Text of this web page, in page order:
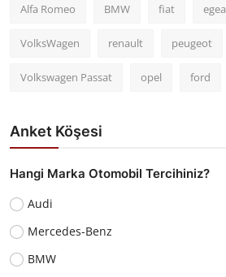
Alfa Romeo BMW fiat egea
VolksWagen renault peugeot
Volkswagen Passat opel ford
Anket Köşesi
Hangi Marka Otomobil Tercihiniz?
Audi
Mercedes-Benz
BMW